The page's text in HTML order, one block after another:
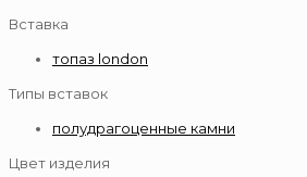
Вставка
топаз london
Типы вставок
полудрагоценные камни
Цвет изделия